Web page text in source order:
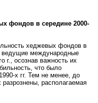
фондов в середине 2000-
хеджевых фондов в
ведущие международные
г., осознав важность их
что было
х гг. Тем не менее, до
располагаемая